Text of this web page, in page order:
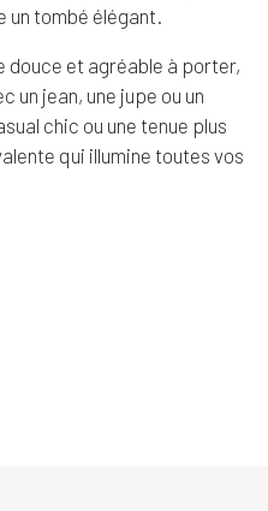
un tombé élégant.
douce et agréable à porter,
un jean, une jupe ou un
chic ou une tenue plus
qui illumine toutes vos